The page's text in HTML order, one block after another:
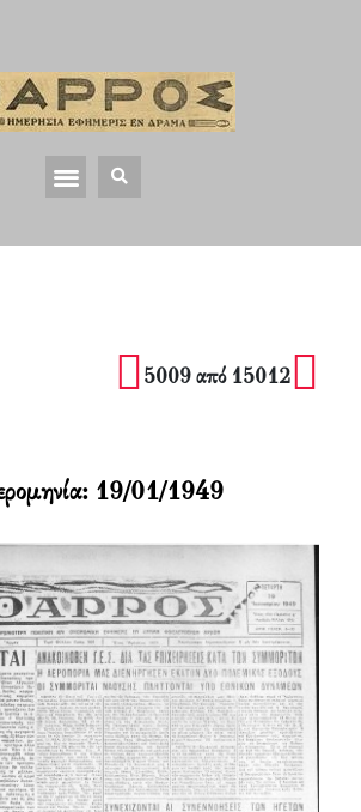
5009 από 15012
19/01/1949